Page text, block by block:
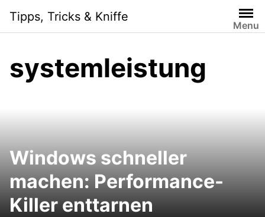
content
Tipps, Tricks & Kniffe
Menu
systemleistung
Windows schneller
machen: Performance-
Killer enttarnen